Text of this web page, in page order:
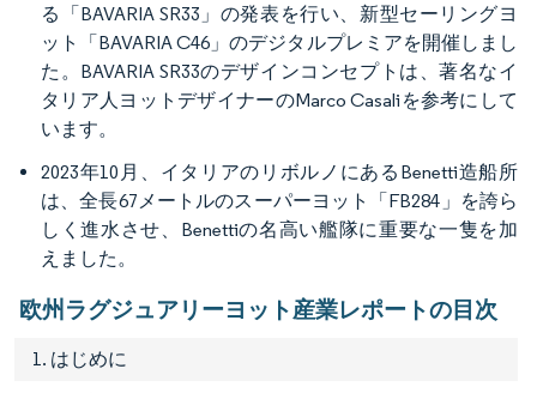
る「BAVARIA SR33」の発表を行い、新型セーリングヨ
ット「BAVARIA C46」のデジタルプレミアを開催しまし
た。BAVARIA SR33のデザインコンセプトは、著名なイ
タリア人ヨットデザイナーのMarco Casaliを参考にして
います。
2023年10月、イタリアのリボルノにあるBenetti造船所
は、全長67メートルのスーパーヨット「FB284」を誇ら
しく進水させ、Benettiの名高い艦隊に重要な一隻を加
えました。
欧州ラグジュアリーヨット産業レポートの目次
1. はじめに